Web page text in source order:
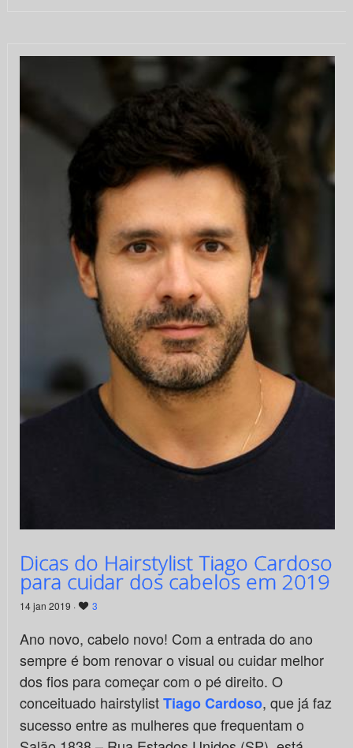
Dicas do Hairstylist Tiago Cardoso
para cuidar dos cabelos em 2019
14 jan 2019 · 3
Ano novo, cabelo novo! Com a entrada do ano
sempre é bom renovar o visual ou cuidar melhor
dos fios para começar com o pé direito. O
conceituado hairstylistTiago Cardoso, que já faz
sucesso entre as mulheres que frequentam o